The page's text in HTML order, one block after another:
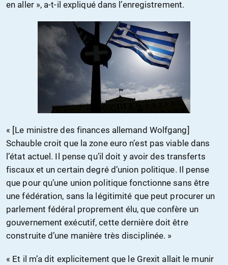
en aller », a-t-il expliqué dans l’enregistrement.
« [Le ministre des finances allemand Wolfgang]
Schauble croit que la zone euro n’est pas viable dans
l’état actuel. Il pense qu’il doit y avoir des transferts
fiscaux et un certain degré d’union politique. Il pense
que pour qu’une union politique fonctionne sans être
une fédération, sans la légitimité que peut procurer un
parlement fédéral proprement élu, que confère un
gouvernement exécutif, cette dernière doit être
construite d’une manière très disciplinée. »
« Et il m’a dit explicitement que le Grexit allait le munir